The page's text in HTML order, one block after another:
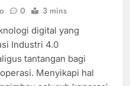
0 3 mins
digital yang
Industri 4.0
tantangan bagi
Menyikapi hal